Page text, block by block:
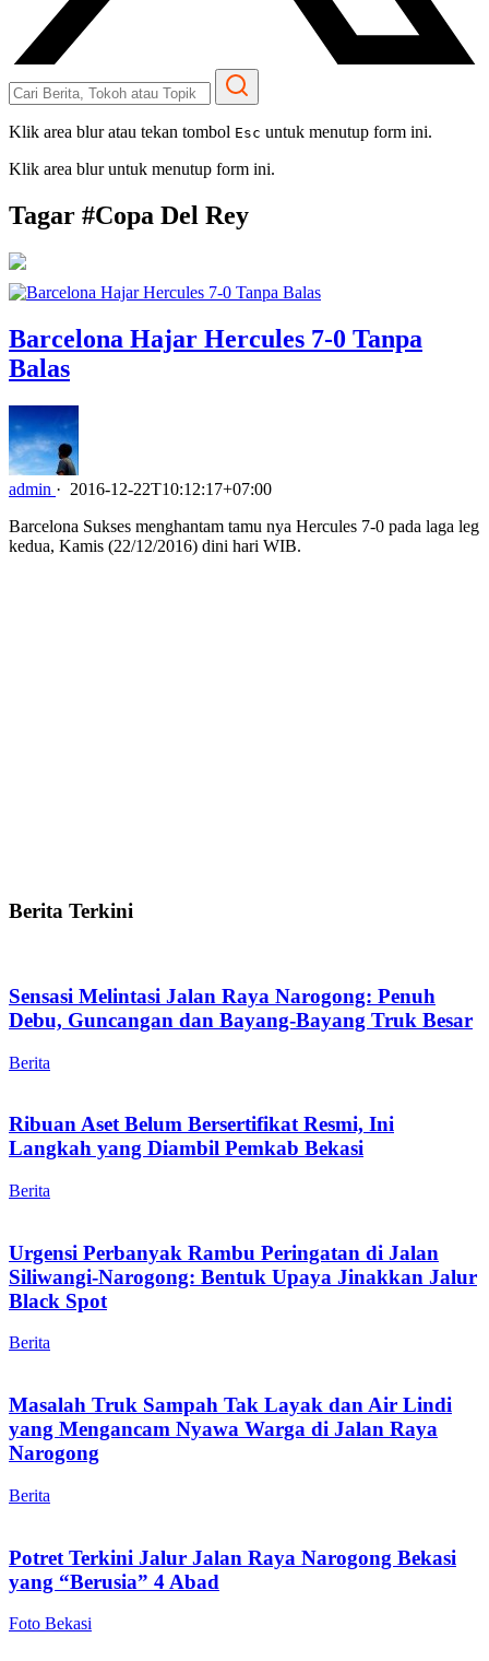
Klik area blur atau tekan tombol Esc untuk menutup form ini.
Klik area blur untuk menutup form ini.
Tagar #Copa Del Rey
Barcelona Hajar Hercules 7-0 Tanpa
Balas
admin · 2016-12-22T10:12:17+07:00
Barcelona Sukses menghantam tamu nya Hercules 7-0 pada laga leg
kedua, Kamis (22/12/2016) dini hari WIB.
Berita Terkini
Sensasi Melintasi Jalan Raya Narogong: Penuh
Debu, Guncangan dan Bayang-Bayang Truk Besar
Berita
Ribuan Aset Belum Bersertifikat Resmi, Ini
Langkah yang Diambil Pemkab Bekasi
Berita
Urgensi Perbanyak Rambu Peringatan di Jalan
Siliwangi-Narogong: Bentuk Upaya Jinakkan Jalur
Black Spot
Berita
Masalah Truk Sampah Tak Layak dan Air Lindi
yang Mengancam Nyawa Warga di Jalan Raya
Narogong
Berita
Potret Terkini Jalur Jalan Raya Narogong Bekasi
yang “Berusia” 4 Abad
Foto Bekasi